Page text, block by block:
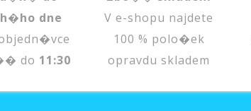
dne
do 11:30
V e-shopu najdete
100 % polo�ek
opravdu skladem